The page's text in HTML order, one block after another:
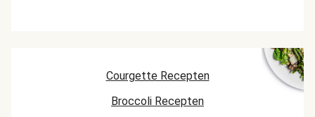
Courgette Recepten
Broccoli Recepten